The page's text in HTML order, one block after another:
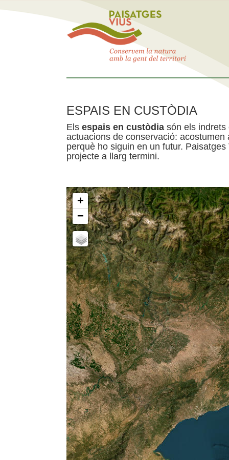
ESPAIS EN CUSTÒDIA
Els espais en custòdia són els indrets
actuacions de conservació:
perquè ho siguin en un futur.
projecte a llarg termini.
+
−